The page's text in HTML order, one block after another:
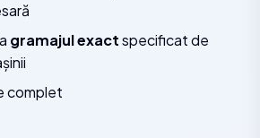
gramajul exactspecificat de
complet